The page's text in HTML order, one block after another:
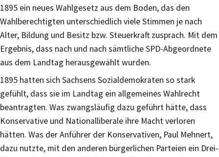
1895 ein neues Wahlgesetz aus dem Boden, das den
Wahlberechtigten unterschiedlich viele Stimmen je nach
Alter, Bildung und Besitz bzw. Steuerkraft zusprach. Mit dem
Ergebnis, dass nach und nach sämtliche SPD-Abgeordnete
aus dem Landtag herausgewählt wurden.
1895 hatten sich Sachsens Sozialdemokraten so stark
gefühlt, dass sie im Landtag ein allgemeines Wahlrecht
beantragten. Was zwangsläufig dazu geführt hätte, dass
Konservative und Nationalliberale ihre Macht verloren
hätten. Was der Anführer der Konservativen, Paul Mehnert,
dazu nutzte, mit den anderen bürgerlichen Parteien ein Drei-